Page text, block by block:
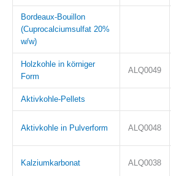
Bordeaux-Bouillon
(Cuprocalciumsulfat 20%
w/w)
Holzkohle in körniger
Form
ALQ0049
Aktivkohle-Pellets
Aktivkohle in Pulverform ALQ0048
Kalziumkarbonat ALQ0038